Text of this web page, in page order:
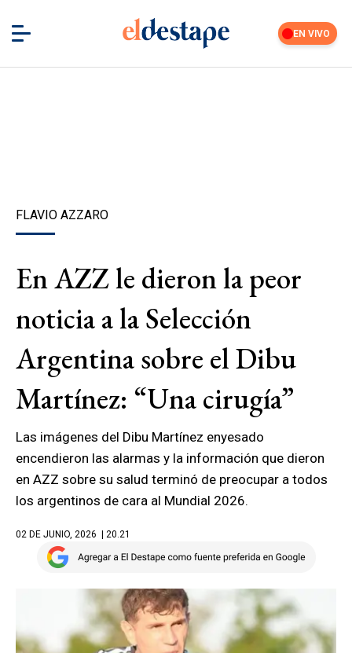
EN VIVO
FLAVIO AZZARO
En AZZ le dieron la peor
noticia a la Selección
Argentina sobre el Dibu
Martínez: “Una cirugía”
Las imágenes del Dibu Martínez enyesado
encendieron las alarmas y la información que dieron
en AZZ sobre su salud terminó de preocupar a todos
los argentinos de cara al Mundial 2026.
02 DE JUNIO, 2026 | 20.21